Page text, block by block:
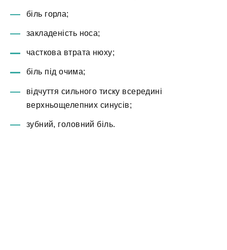
біль горла;
закладеність носа;
часткова втрата нюху;
біль під очима;
відчуття сильного тиску всередині
верхньощелепних синусів;
зубний, головний біль.